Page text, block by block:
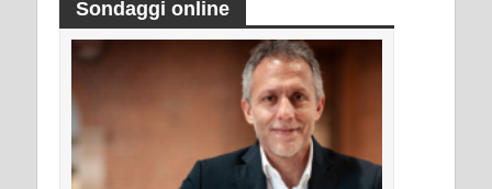
Sondaggi online